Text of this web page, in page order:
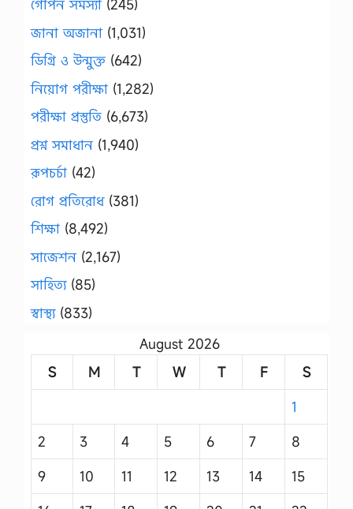
গোপন সমস্যা (245)
জানা অজানা (1,031)
ডিগ্রি ও উন্মুক্ত (642)
নিয়োগ পরীক্ষা (1,282)
পরীক্ষা প্রস্তুতি (6,673)
প্রশ্ন সমাধান (1,940)
রূপচর্চা (42)
রোগ প্রতিরোধ(381)
শিক্ষা (8,492)
সাজেশন (2,167)
সাহিত্য(85)
স্বাস্থ্য(833)
August 2026
S
M T W T F
S
1
2
3 4 5 6 7
8
9
10 11 12 13 14
15